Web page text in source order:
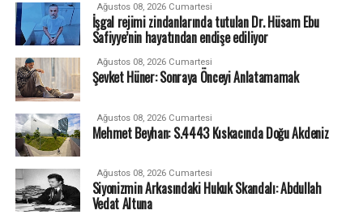
Ağustos 08, 2026 Cumartesi
İşgal rejimi zindanlarında tutulan Dr. Hüsam Ebu
Safiyye’nin hayatından endişe ediliyor
Ağustos 08, 2026 Cumartesi
Şevket Hüner: Sonraya Önceyi Anlatamamak
Ağustos 08, 2026 Cumartesi
Mehmet Beyhan: S.4443 Kıskacında Doğu Akdeniz
Ağustos 08, 2026 Cumartesi
Siyonizmin Arkasındaki Hukuk Skandalı: Abdullah
Vedat Altuna